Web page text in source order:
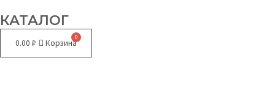
КАТАЛОГ
0.00 ₽ Корзина